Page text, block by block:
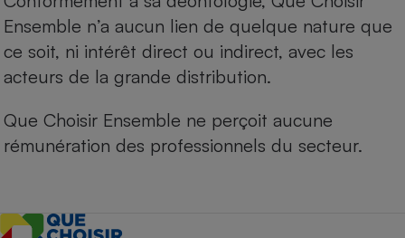
Ensemble n’a aucun lien de quelque nature que
ce soit, ni intérêt direct ou indirect, avec les
acteurs de la grande distribution.
Que Choisir Ensemble ne perçoit aucune
rémunération des professionnels du secteur.